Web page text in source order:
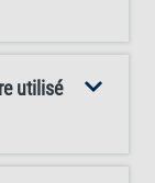
obtenir la
avec la
organismes
utilisé